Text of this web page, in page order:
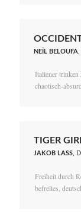
NEÏL BELOUFA
Italiener trinken
chaotisch-
TIGER
JAKOB LASS ,
Freiheit durch
befreites,